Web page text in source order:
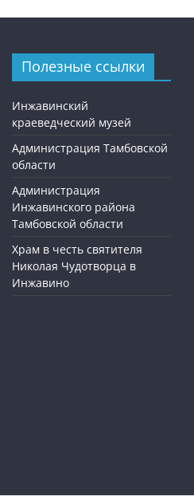
Полезные ссылки
Инжавинский
краеведческий музей
Администрация Тамбовской
области
Администрация
Инжавинского района
Тамбовской области
Храм в честь святителя
Николая Чудотворца в
Инжавино